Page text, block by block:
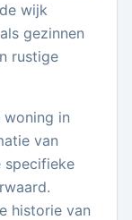
wijk
gezinnen
rustige
in
van
specifieke
historie van